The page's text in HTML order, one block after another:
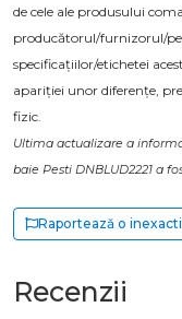
de cele ale produsului
producătorul/furnizorul/
specificațiilor/etichetei
apariției unor diferențe,
fizic.
Ultima actualizare a
baie Pesti DNBLUD2221 a
Raportează o
Recenzii